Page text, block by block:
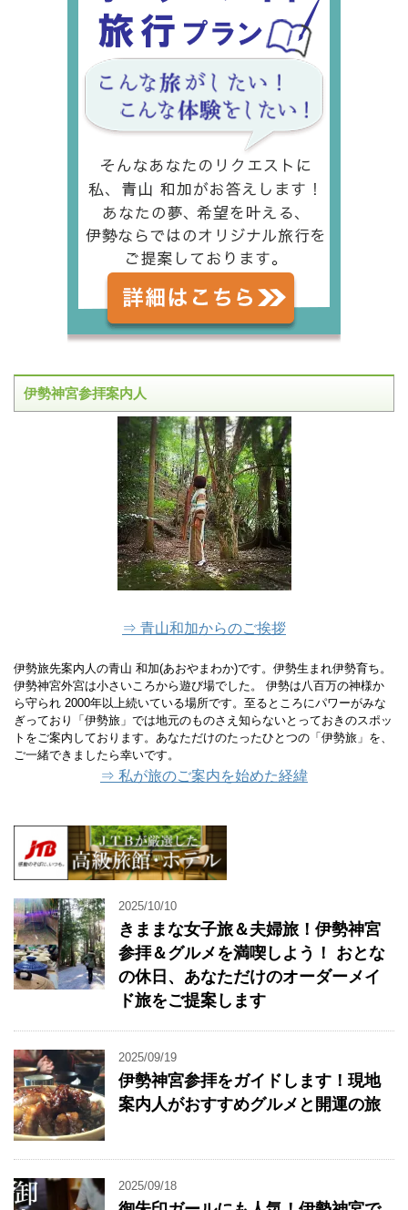
伊勢神宮参拝案内人
⇒ 青山和加からのご挨拶
伊勢旅先案内人の青山 和加(あおやまわか)です。伊勢生まれ伊勢育ち。
伊勢神宮外宮は小さいころから遊び場でした。 伊勢は八百万の神様か
ら守られ 2000年以上続いている場所です。至るところにパワーがみな
ぎっており「伊勢旅」では地元のものさえ知らないとっておきのスポッ
トをご案内しております。あなただけのたったひとつの「伊勢旅」を、
ご一緒できましたら幸いです。
⇒ 私が旅のご案内を始めた経緯
2025/10/10
きままな女子旅＆夫婦旅！伊勢神宮
参拝＆グルメを満喫しよう！ おとな
の休日、あなただけのオーダーメイ
ド旅をご提案します
2025/09/19
伊勢神宮参拝をガイドします！現地
案内人がおすすめグルメと開運の旅
2025/09/18